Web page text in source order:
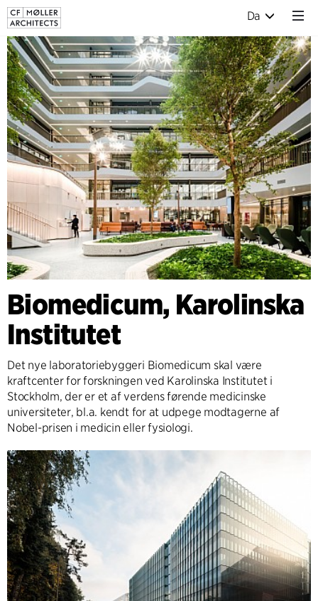
Da
Biomedicum, Karolinska
Institutet
Det nye laboratoriebyggeri Biomedicum skal være
kraftcenter for forskningen ved Karolinska Institutet i
Stockholm, der er et af verdens førende medicinske
universiteter, bl.a. kendt for at udpege modtagerne af
Nobel-prisen i medicin eller fysiologi.